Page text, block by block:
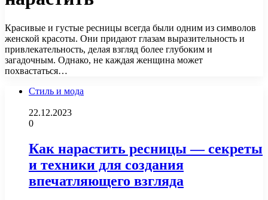
Красивые и густые ресницы всегда были одним из символов
женской красоты. Они придают глазам выразительность и
привлекательность, делая взгляд более глубоким и
загадочным. Однако, не каждая женщина может
похвастаться…
Стиль и мода
22.12.2023
0
Как нарастить ресницы — секреты
и техники для создания
впечатляющего взгляда